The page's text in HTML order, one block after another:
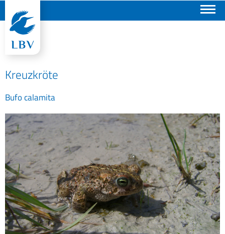
Kreuzkröte
Bufo calamita